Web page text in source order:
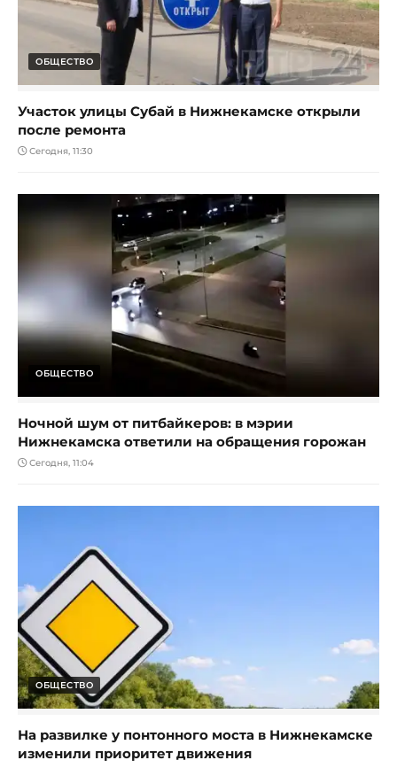
ОБЩЕСТВО
Участок улицы Субай в Нижнекамске открыли
после ремонта
Сегодня, 11:30
ОБЩЕСТВО
Ночной шум от питбайкеров: в мэрии
Нижнекамска ответили на обращения горожан
Сегодня, 11:04
ОБЩЕСТВО
На развилке у понтонного моста в Нижнекамске
изменили приоритет движения